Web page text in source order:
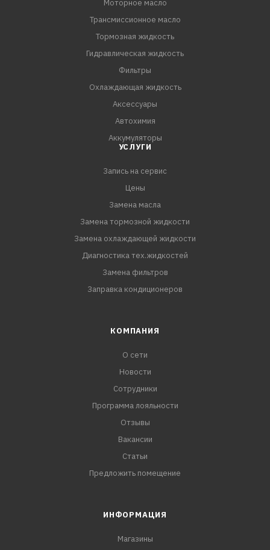
трактора, грузовые автомобили типа «КАМАЗ»,
автопоезда, тягачи, городские и междугородные
автобусы), в дизель-генераторах, в различных видах
заводского технологического оборудования и в
сельскохозяйственных тракторах, для которых
Моторное масло
Трансмиссионное масло
Тормозная жидкость
Гидравлическая жидкость
Фильтры
Охлаждающая жидкость
Аксессуары
Автохимия
Аккумуляторы
УСЛУГИ
Запись на сервис
Цены
Замена масла
Замена тормозной жидкости
Замена охлаждающей жидкости
Диагностика тех.жидкостей
Замена фильтров
Заправка кондиционеров
КОМПАНИЯ
О сети
Новости
Сотрудники
Программа лояльности
Отзывы
Вакансии
Статьи
Предложить помещение
ИНФОРМАЦИЯ
Магазины